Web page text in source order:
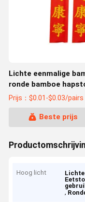
Lichte eenmalige
ronde bamboe
Prijs：$0.01-$0.03/pairs
Beste prijs
Hoog licht
,